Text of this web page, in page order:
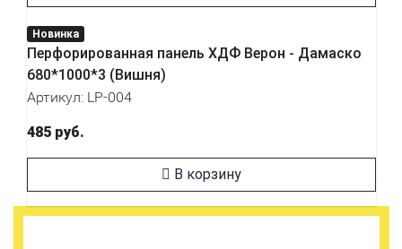
Новинка
Перфорированная панель ХДФ Верон - Дамаско
680*1000*3 (Вишня)
Артикул: LP-004
485 руб.
В корзину